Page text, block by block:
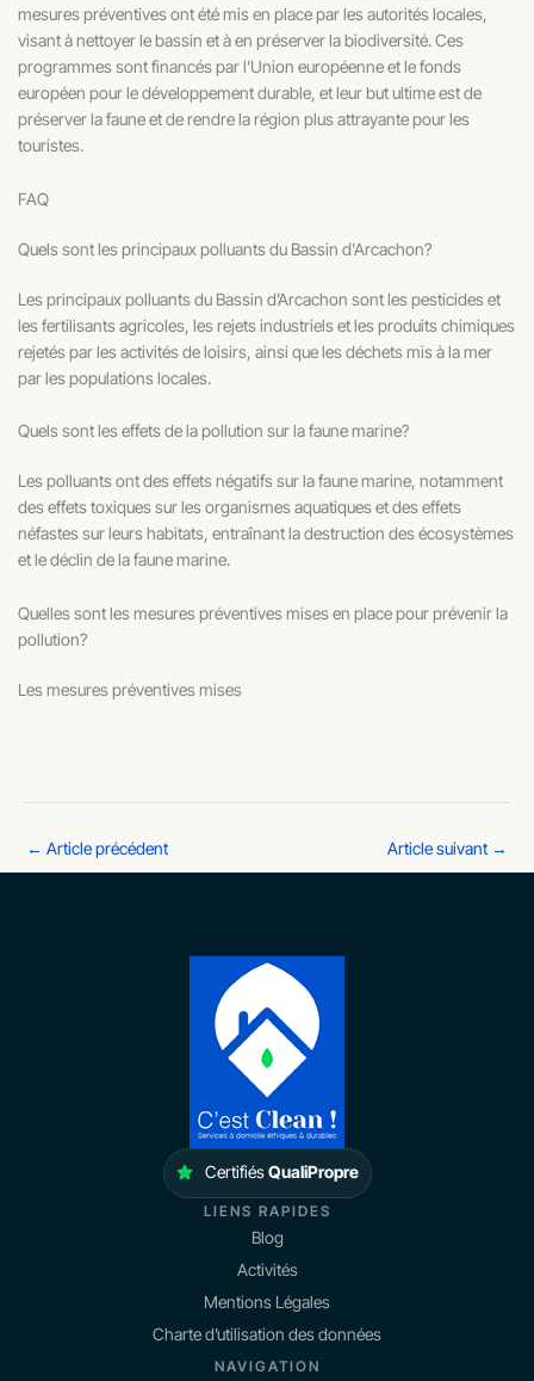
mesures préventives ont été mis en place par les autorités locales,
visant à nettoyer le bassin et à en préserver la biodiversité. Ces
programmes sont financés par l’Union européenne et le fonds
européen pour le développement durable, et leur but ultime est de
préserver la faune et de rendre la région plus attrayante pour les
touristes.
FAQ
Quels sont les principaux polluants du Bassin d'Arcachon?
Les principaux polluants du Bassin d’Arcachon sont les pesticides et
les fertilisants agricoles, les rejets industriels et les produits chimiques
rejetés par les activités de loisirs, ainsi que les déchets mis à la mer
par les populations locales.
Quels sont les effets de la pollution sur la faune marine?
Les polluants ont des effets négatifs sur la faune marine, notamment
des effets toxiques sur les organismes aquatiques et des effets
néfastes sur leurs habitats, entraînant la destruction des écosystèmes
et le déclin de la faune marine.
Quelles sont les mesures préventives mises en place pour prévenir la
pollution?
Les mesures préventives mises
← Article précédent Article suivant →
CertifiésQualiPropre
LIENS RAPIDES
Blog
Activités
Mentions Légales
Charte d’utilisation des données
NAVIGATION